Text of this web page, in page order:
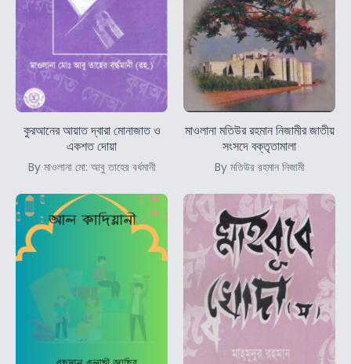
কুরআনের আয়াত দ্বারা মোনাজাত ও
একশত দোয়া
By মাওলানা মো: আবু তাহের বর্ধমানী
মাওলানা মতিউর রহমান নিজামীর জাতীয়
সংসদে বক্তৃতামালা
By মতিউর রহমান নিজামী